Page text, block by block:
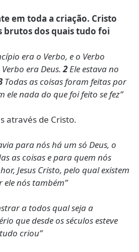
em toda a criação. Cristo
brutos dos quais tudo foi
era o Verbo, e o Verbo
era Deus.2Ele estava no
Todas as coisas foram feitas por
ele nada do que foi feito se fez”
através de Cristo.
para nós há um só Deus, o
as coisas e para quem nós
Jesus Cristo, pelo qual existem
ele nós também”
a todos qual seja a
que desde os séculos esteve
criou”